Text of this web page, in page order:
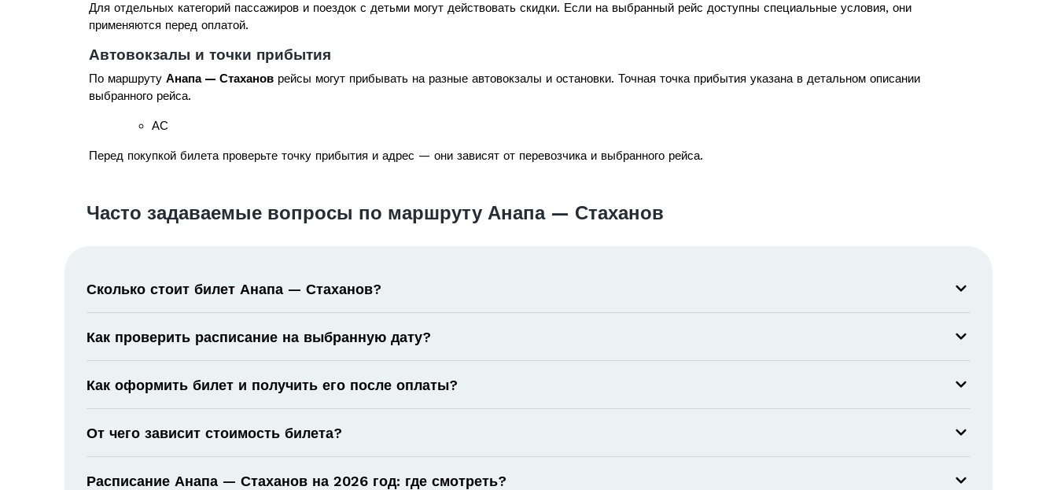
Для отдельных категорий пассажиров и поездок с детьми могут действовать скидки. Если на выбранный рейс доступны специальные условия, они
применяются перед оплатой.
Автовокзалы и точки прибытия
По маршруту Анапа — Стаханов рейсы могут прибывать на разные автовокзалы и остановки. Точная точка прибытия указана в детальном описании
выбранного рейса.
АС
Перед покупкой билета проверьте точку прибытия и адрес — они зависят от перевозчика и выбранного рейса.
Часто задаваемые вопросы по маршруту Анапа — Стаханов
Сколько стоит билет Анапа — Стаханов?
Как проверить расписание на выбранную дату?
Как оформить билет и получить его после оплаты?
От чего зависит стоимость билета?
Расписание Анапа — Стаханов на 2026 год: где смотреть?